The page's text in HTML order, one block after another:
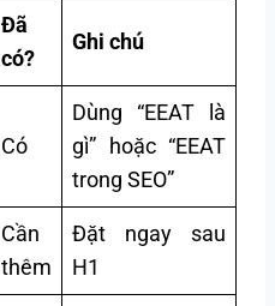
Đã
có?
Ghi chú
Có
Dùng “EEAT là
gì” hoặc “EEAT
trong SEO”
Cần
thêm
Đặt ngay sau
H1